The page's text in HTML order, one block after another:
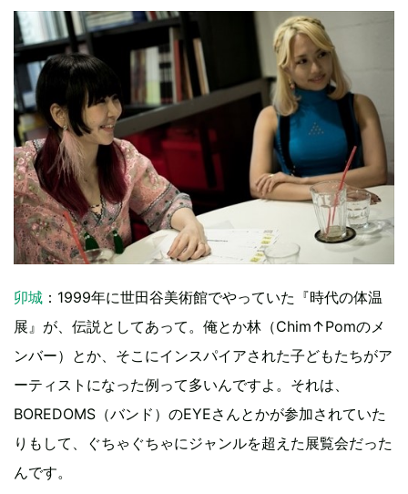
卯城 ：1999年に世田谷美術館でやっていた『時代の体温
展』が、伝説としてあって。俺とか林（Chim↑Pomのメ
ンバー）とか、そこにインスパイアされた子どもたちがア
ーティストになった例って多いんですよ。それは、
BOREDOMS（バンド）のEYEさんとかが参加されていた
りもして、ぐちゃぐちゃにジャンルを超えた展覧会だった
んです。